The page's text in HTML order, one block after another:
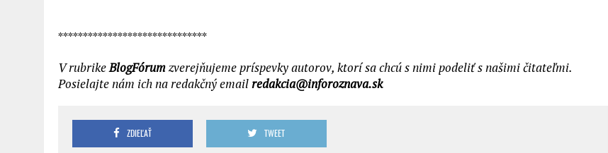
******************************
V rubrikeBlogFórumzverejňujeme príspevky autorov, ktorí sa chcú s nimi podeliť s našimi čitateľmi.
Posielajte nám ich na redakčný emailredakcia@inforoznava.sk
ZDIEĽAŤ TWEET